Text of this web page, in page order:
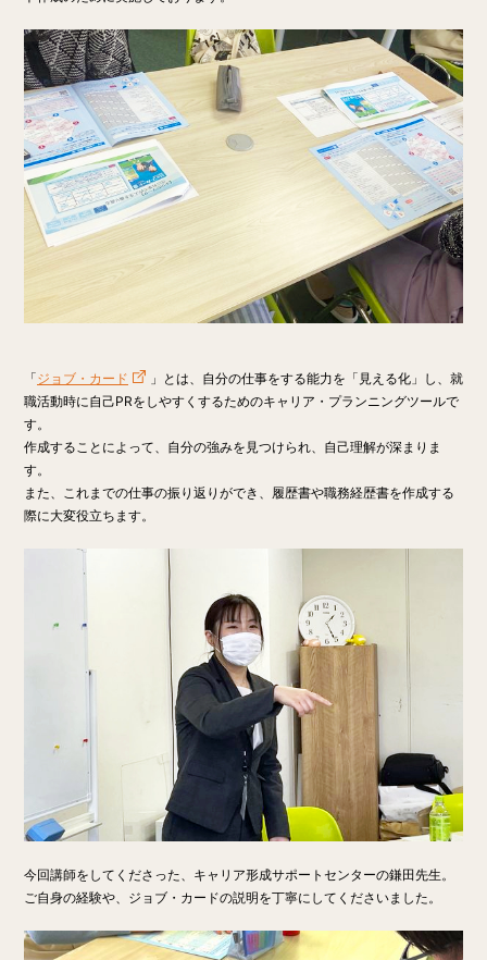
「ジョブ・カード
」とは、自分の仕事をする能力を「見える化」し、就
職活動時に自己PRをしやすくするためのキャリア・プランニングツールで
す。
作成することによって、自分の強みを見つけられ、自己理解が深まりま
す。
また、これまでの仕事の振り返りができ、履歴書や職務経歴書を作成する
際に大変役立ちます。
今回講師をしてくださった、キャリア形成サポートセンターの鎌田先生。
ご自身の経験や、ジョブ・カードの説明を丁寧にしてくださいました。